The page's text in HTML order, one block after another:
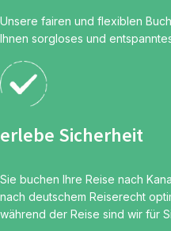
Unsere fairen und flexiblen
Ihnen sorgloses und
erlebe Sicherheit
Sie buchen Ihre Reise nach
nach deutschem Reiserecht
während der Reise sind wir für